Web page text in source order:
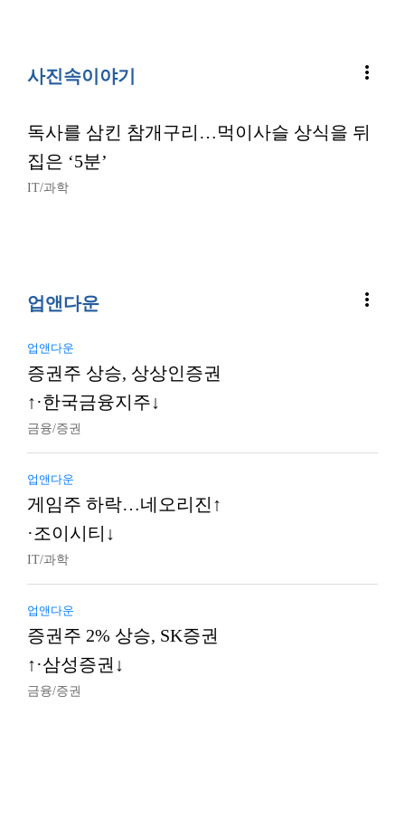
사진속이야기 more_vert
독사를 삼킨 참개구리…먹이사슬 상식을 뒤
집은 ‘5분’
IT/과학
업앤다운 more_vert
업앤다운
증권주 상승, 상상인증권
↑·한국금융지주↓
금융/증권
업앤다운
게임주 하락…네오리진↑
·조이시티↓
IT/과학
업앤다운
증권주 2% 상승, SK증권
↑·삼성증권↓
금융/증권